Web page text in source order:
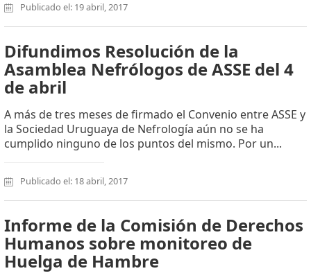
Publicado el: 19 abril, 2017
Difundimos Resolución de la
Asamblea Nefrólogos de ASSE del 4
de abril
A más de tres meses de firmado el Convenio entre ASSE y
la Sociedad Uruguaya de Nefrología aún no se ha
cumplido ninguno de los puntos del mismo. Por un...
Publicado el: 18 abril, 2017
Informe de la Comisión de Derechos
Humanos sobre monitoreo de
Huelga de Hambre